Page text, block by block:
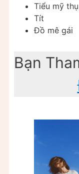
Tiểu mỹ thụ
Tít
Đồ mê gái
Bạn